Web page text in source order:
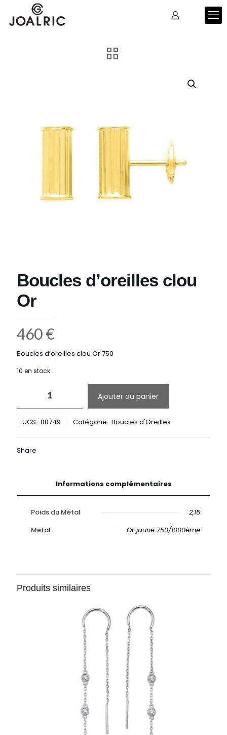
Boucles d’oreilles clou
Or
460€
Boucles d’oreilles clou Or 750
10 en stock
Boucles
d'oreilles
clou
Ajouter au panier
UGS : 00749 Catégorie : Boucles d'Oreilles
Share
Informations complémentaires
Poids du Métal
2,15
Metal
Or jaune 750/1000ème
Produits similaires